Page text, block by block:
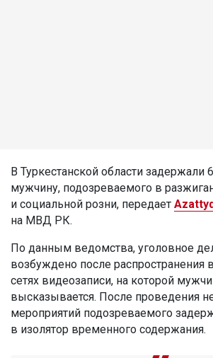
В Туркестанской области задержали
мужчину, подозреваемого в
и социальной розни, передает
на МВД РК.
По данным ведомства, уголовное
возбуждено после распространения
сетях видеозаписи, на которой
высказывается. После проведения
мероприятий подозреваемого
в изолятор временного содержания.